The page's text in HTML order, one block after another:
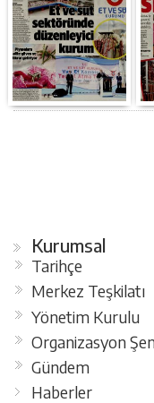
Kurumsal
Tarihçe
Merkez Teşkilatı
Yönetim Kurulu
Organizasyon
Gündem
Haberler